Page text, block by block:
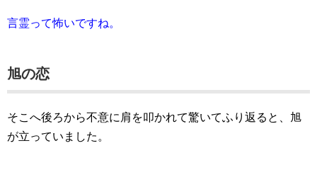
言霊って怖いですね。
旭の恋
そこへ後ろから不意に肩を叩かれて驚いてふり返ると、旭
が立っていました。